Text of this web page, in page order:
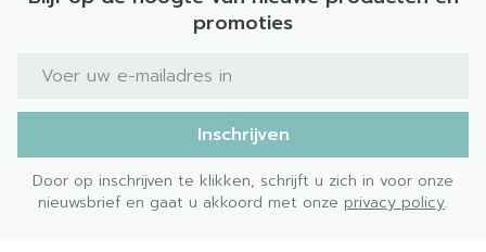
promoties
E-mail adres
Inschrijven
Door op inschrijven te klikken, schrijft u zich in voor onze
nieuwsbrief en gaat u akkoord met onze privacy policy.